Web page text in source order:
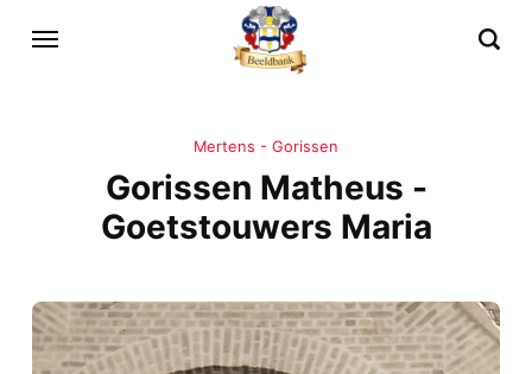
Mertens - Gorissen
Gorissen Matheus -
Goetstouwers Maria